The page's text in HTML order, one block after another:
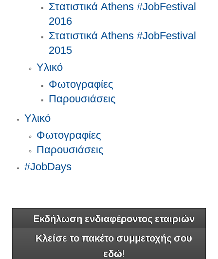
Στατιστικά Athens #JobFestival
2016
Στατιστικά Athens #JobFestival
2015
Υλικό
Φωτογραφίες
Παρουσιάσεις
Υλικό
Φωτογραφίες
Παρουσιάσεις
#JobDays
Εκδήλωση ενδιαφέροντος εταιριών
Κλείσε το πακέτο συμμετοχής σου
εδώ!